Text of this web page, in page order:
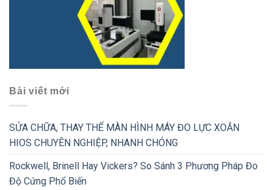
Bài viết mới
SỬA CHỮA, THAY THẾ MÀN HÌNH MÁY ĐO LỰC XOẮN
HIOS CHUYÊN NGHIỆP, NHANH CHÓNG
Rockwell, Brinell Hay Vickers? So Sánh 3 Phương Pháp Đo
Độ Cứng Phổ Biến